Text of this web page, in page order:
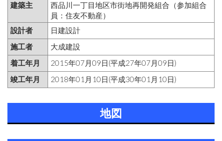
建築主
西品川一丁目地区市街地再開発組合（参加組合
員：住友不動産）
設計者
日建設計
施工者
大成建設
着工年月
2015年07月09日(平成27年07月09日)
竣工年月
2018年01月10日(平成30年01月10日)
地図